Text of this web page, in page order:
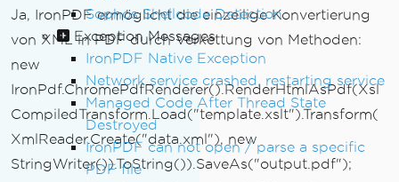
Sophos Shellcode Detection
Exception Messages
IronPDF Native Exception
Network service crashed, restarting service
Managed Code After Thread State
Destroyed
IronPDF can not open / parse a specific
PDF file
Ja, IronPDF ermöglicht die einzeilige Konvertierung
von XML in PDF durch Verkettung von Methoden:
new
IronPdf.ChromePdfRenderer().RenderHtmlAsPdf(Xsl
CompiledTransform.Load("template.xslt").Transform(
XmlReader.Create("data.xml"), new
StringWriter()).ToString()).SaveAs("output.pdf");